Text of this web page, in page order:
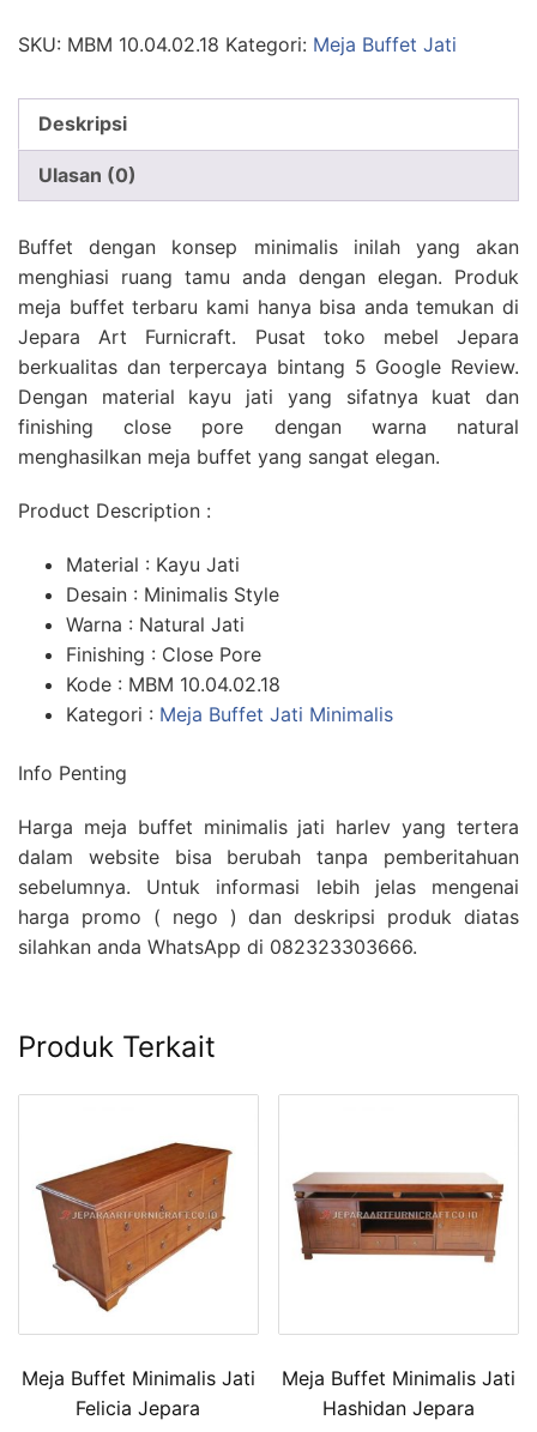
SKU: MBM 10.04.02.18 Kategori: Meja Buffet Jati
Deskripsi
Ulasan (0)
Buffet dengan konsep minimalis inilah yang akan
menghiasi ruang tamu anda dengan elegan. Produk
meja buffet terbaru kami hanya bisa anda temukan di
Jepara Art Furnicraft. Pusat toko mebel Jepara
berkualitas dan terpercaya bintang 5 Google Review.
Dengan material kayu jati yang sifatnya kuat dan
finishing close pore dengan warna natural
menghasilkan meja buffet yang sangat elegan.
Product Description :
Material : Kayu Jati
Desain : Minimalis Style
Warna : Natural Jati
Finishing : Close Pore
Kode : MBM 10.04.02.18
Kategori : Meja Buffet Jati Minimalis
Info Penting
Harga meja buffet minimalis jati harlev yang tertera
dalam website bisa berubah tanpa pemberitahuan
sebelumnya. Untuk informasi lebih jelas mengenai
harga promo ( nego ) dan deskripsi produk diatas
silahkan anda WhatsApp di 082323303666.
Produk Terkait
Meja Buffet Minimalis Jati
Felicia Jepara
Meja Buffet Minimalis Jati
Hashidan Jepara